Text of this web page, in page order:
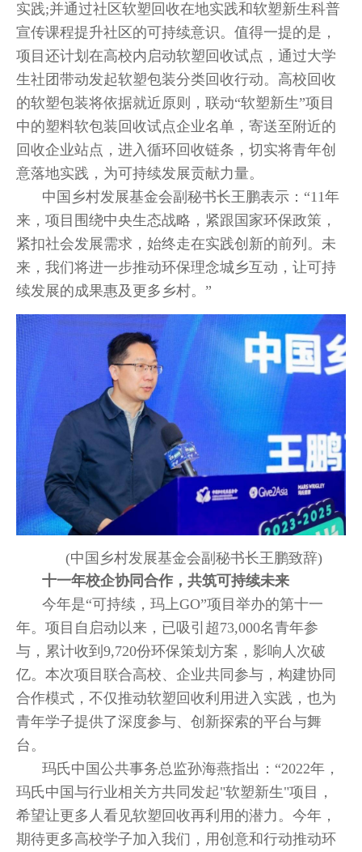
实践;并通过社区软塑回收在地实践和软塑新生科普
宣传课程提升社区的可持续意识。值得一提的是，
项目还计划在高校内启动软塑回收试点，通过大学
生社团带动发起软塑包装分类回收行动。高校回收
的软塑包装将依据就近原则，联动“软塑新生”项目
中的塑料软包装回收试点企业名单，寄送至附近的
回收企业站点，进入循环回收链条，切实将青年创
意落地实践，为可持续发展贡献力量。
中国乡村发展基金会副秘书长王鹏表示：“11年
来，项目围绕中央生态战略，紧跟国家环保政策，
紧扣社会发展需求，始终走在实践创新的前列。未
来，我们将进一步推动环保理念城乡互动，让可持
续发展的成果惠及更多乡村。”
(中国乡村发展基金会副秘书长王鹏致辞)
十一年校企协同合作，共筑可持续未来
今年是“可持续，玛上GO”项目举办的第十一
年。项目自启动以来，已吸引超73,000名青年参
与，累计收到9,720份环保策划方案，影响人次破
亿。本次项目联合高校、企业共同参与，构建协同
合作模式，不仅推动软塑回收利用进入实践，也为
青年学子提供了深度参与、创新探索的平台与舞
台。
玛氏中国公共事务总监孙海燕指出：“2022年，
玛氏中国与行业相关方共同发起"软塑新生"项目，
希望让更多人看见软塑回收再利用的潜力。今年，
期待更多高校学子加入我们，用创意和行动推动环